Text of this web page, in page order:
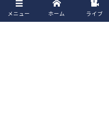
メニュー ホーム ライブ